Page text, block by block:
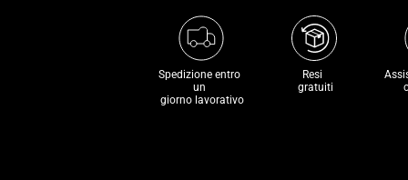
Spedizione entro
un
giorno lavorativo
Resi
gratuiti